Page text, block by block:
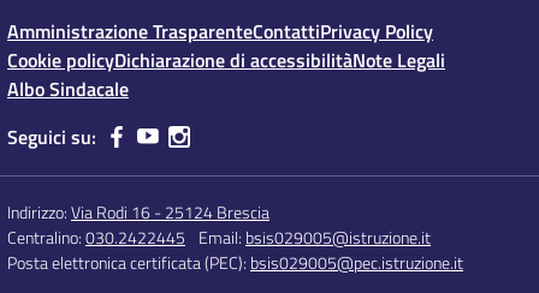
Amministrazione TrasparenteContattiPrivacy Policy
Cookie policyDichiarazione di accessibilitàNote Legali
Albo Sindacale
Seguici su:
Indirizzo:Via Rodi 16 - 25124 Brescia
Centralino:030.2422445 Email: bsis029005@istruzione.it
Posta elettronica certificata (PEC): bsis029005@pec.istruzione.it